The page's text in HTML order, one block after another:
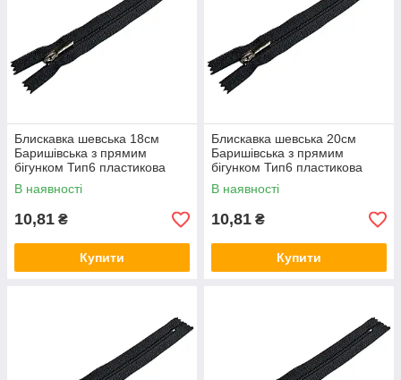
Блискавка шевська 18см
Баришівська з прямим
бігунком Тип6 пластикова
взуттєва
В наявності
10,81 ₴
Купити
Блискавка шевська 20см
Баришівська з прямим
бігунком Тип6 пластикова
взуттєва
В наявності
10,81 ₴
Купити